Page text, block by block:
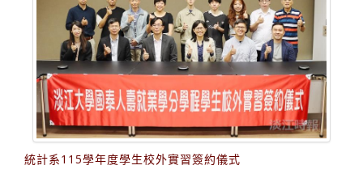
統計系115學年度學生校外實習簽約儀式